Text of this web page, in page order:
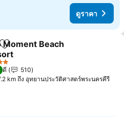
ดูราคา
เพิ่มในรายการโปรด
Moment Beach
ดี
510
km ถึง อุทยานประวัติศาสตร์พระนครคีรี